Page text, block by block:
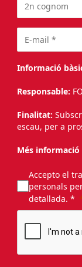
Informació
Responsable:
Finalitat:
escau, per a
Més informació
Accepto el
personals
detallada. *